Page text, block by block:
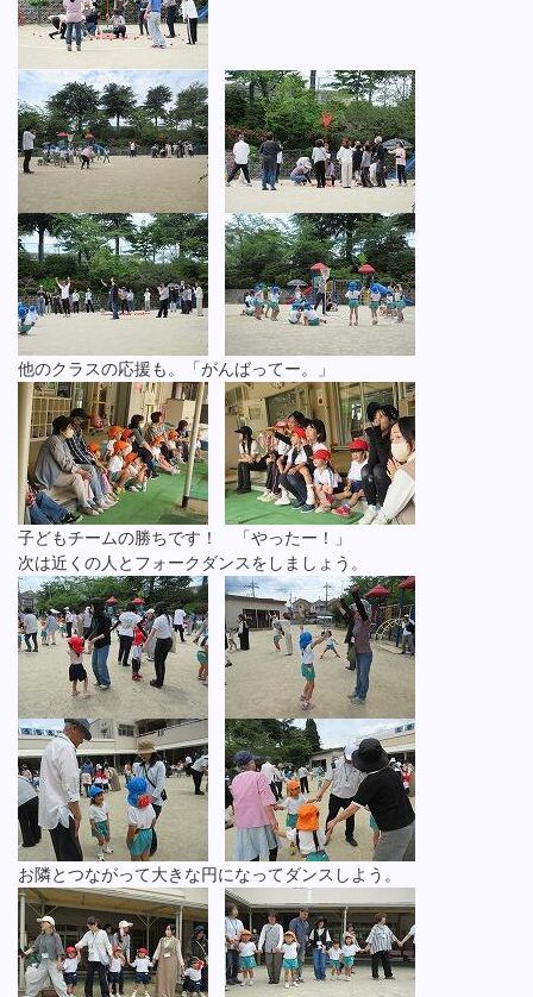
他のクラスの応援も。「がんばってー。」
子どもチームの勝ちです！ 「やったー！」
次は近くの人とフォークダンスをしましょう。
お隣とつながって大きな円になってダンスしよう。